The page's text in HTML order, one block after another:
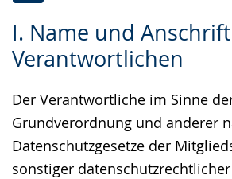
I. Name und
Verantwortlichen
Der Verantwortliche im Sinne
Grundverordnung und anderer
Datenschutzgesetze der
sonstiger
Leichten
Sprache
Audio-
Unterstützung.
Video
in
Gebärdensprache
wird
angezeigt.